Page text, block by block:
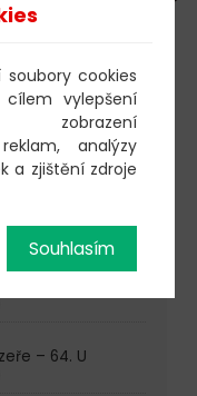
271
16:00
– 64. U
cookies
vylepšení
zobrazení
analýzy
a zjištění zdroje
Souhlasím